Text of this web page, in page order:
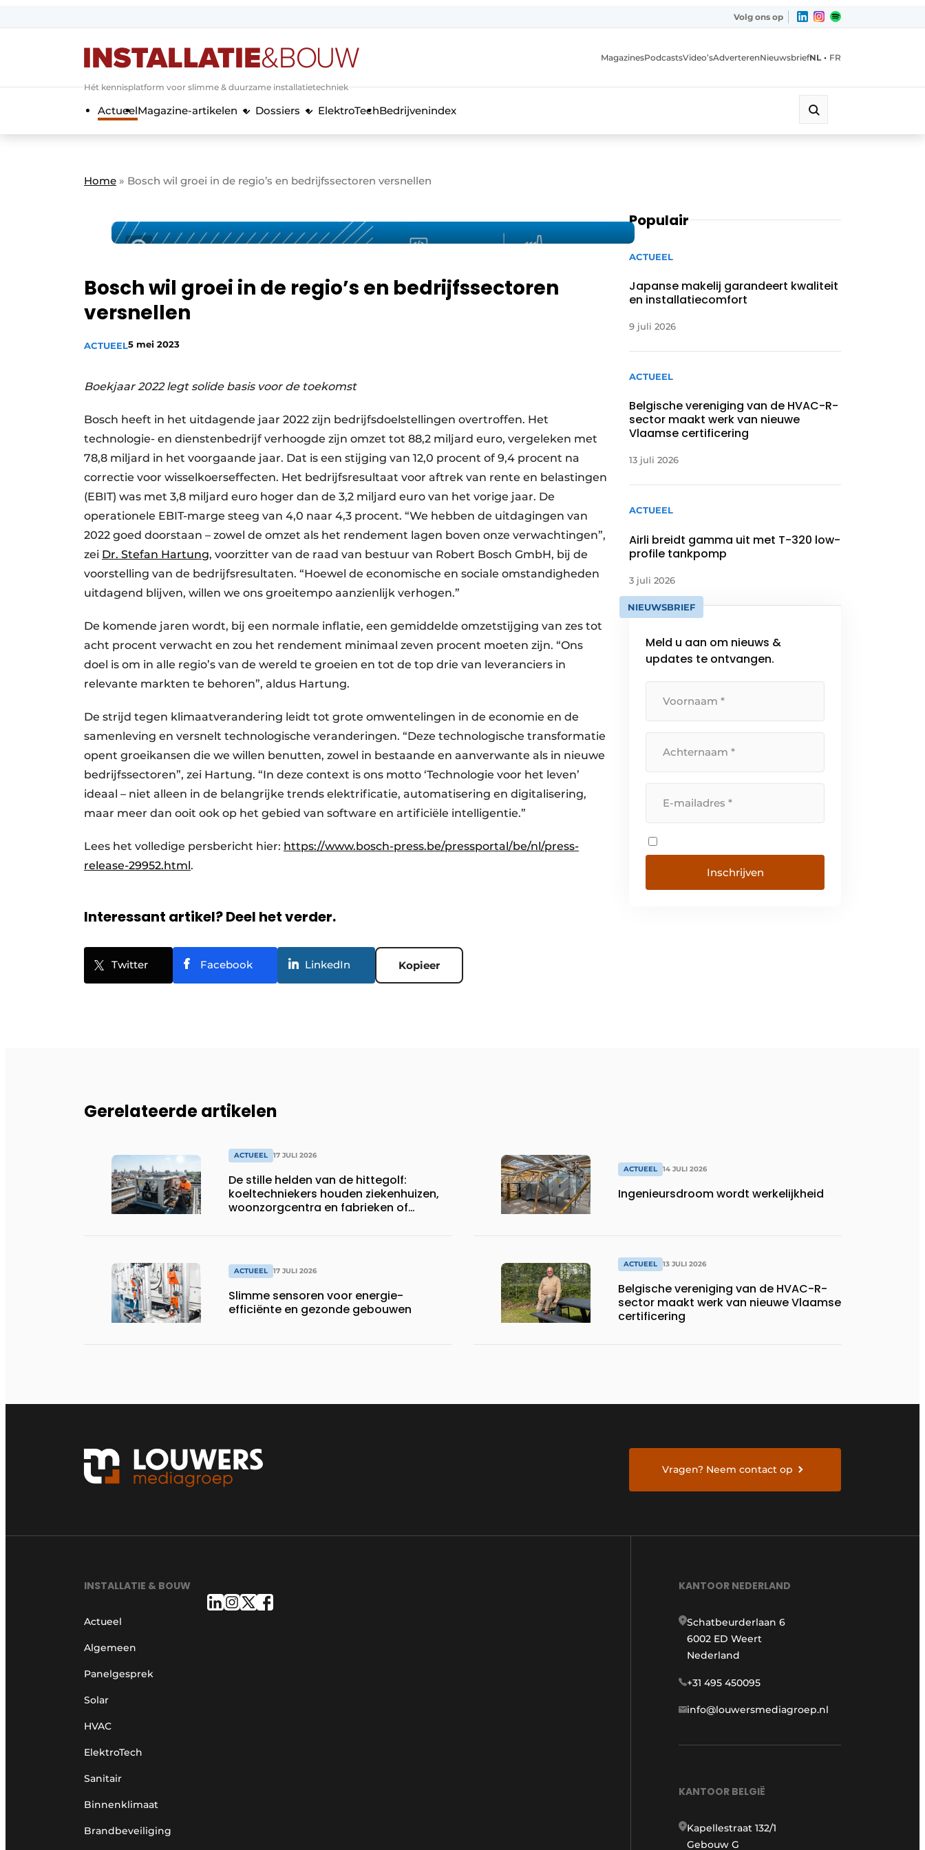
Algemene voorwaarden
Banner overzicht
BedrijvenAanmeldenBedankt voor de aanmelding
Bedrijven
Evenement aanmelden
Meest gelezen
Podcasts
Privacy / Cookie statement
Vacature aanmelden
Vacatures
Volg ons op
Hét kennisplatform voor slimme & duurzame installatietechniek
MagazinesPodcastsVideo’sAdverterenNieuwsbriefNL • FR
ActueelMagazine-artikelen Dossiers ElektroTechBedrijvenindex
Home » Bosch wil groei in de regio’s en bedrijfssectoren versnellen
Bosch wil groei in de regio’s en bedrijfssectoren
versnellen
ACTUEEL5 mei 2023
Boekjaar 2022 legt solide basis voor de toekomst
Bosch heeft in het uitdagende jaar 2022 zijn bedrijfsdoelstellingen overtroffen. Het
technologie- en dienstenbedrijf verhoogde zijn omzet tot 88,2 miljard euro, vergeleken met
78,8 miljard in het voorgaande jaar. Dat is een stijging van 12,0 procent of 9,4 procent na
correctie voor wisselkoerseffecten. Het bedrijfsresultaat voor aftrek van rente en belastingen
(EBIT) was met 3,8 miljard euro hoger dan de 3,2 miljard euro van het vorige jaar. De
operationele EBIT-marge steeg van 4,0 naar 4,3 procent. “We hebben de uitdagingen van
2022 goed doorstaan – zowel de omzet als het rendement lagen boven onze verwachtingen”,
zei Dr. Stefan Hartung, voorzitter van de raad van bestuur van Robert Bosch GmbH, bij de
voorstelling van de bedrijfsresultaten. “Hoewel de economische en sociale omstandigheden
uitdagend blijven, willen we ons groeitempo aanzienlijk verhogen.”
De komende jaren wordt, bij een normale inflatie, een gemiddelde omzetstijging van zes tot
acht procent verwacht en zou het rendement minimaal zeven procent moeten zijn. “Ons
doel is om in alle regio’s van de wereld te groeien en tot de top drie van leveranciers in
relevante markten te behoren”, aldus Hartung.
De strijd tegen klimaatverandering leidt tot grote omwentelingen in de economie en de
samenleving en versnelt technologische veranderingen. “Deze technologische transformatie
opent groeikansen die we willen benutten, zowel in bestaande en aanverwante als in nieuwe
bedrijfssectoren”, zei Hartung. “In deze context is ons motto ‘Technologie voor het leven’
ideaal – niet alleen in de belangrijke trends elektrificatie, automatisering en digitalisering,
maar meer dan ooit ook op het gebied van software en artificiële intelligentie.”
Lees het volledige persbericht hier: https://www.bosch-press.be/pressportal/be/nl/press-
release-29952.html.
Interessant artikel? Deel het verder.
Twitter Facebook LinkedIn Kopieer
Populair
ACTUEEL
Japanse makelij garandeert kwaliteit
en installatiecomfort
9 juli 2026
ACTUEEL
Belgische vereniging van de HVAC-R-
sector maakt werk van nieuwe
Vlaamse certificering
13 juli 2026
ACTUEEL
Airli breidt gamma uit met T-320 low-
profile tankpomp
3 juli 2026
NIEUWSBRIEF
Meld u aan om nieuws &
updates te ontvangen.
Gerelateerde artikelen
ACTUEEL 17 JULI 2026
De stille helden van de hittegolf:
koeltechniekers houden ziekenhuizen,
woonzorgcentra en fabrieken of
ACTUEEL 17 JULI 2026
Slimme sensoren voor energie-
efficiënte en gezonde gebouwen
ACTUEEL 14 JULI 2026
Ingenieursdroom wordt werkelijkheid
ACTUEEL 13 JULI 2026
Belgische vereniging van de HVAC-R-
sector maakt werk van nieuwe Vlaamse
certificering
Vragen? Neem contact op
INSTALLATIE & BOUW
Actueel
Algemeen
Panelgesprek
Solar
HVAC
ElektroTech
Sanitair
Binnenklimaat
Brandbeveiliging
KANTOOR NEDERLAND
Schatbeurderlaan 6
6002 ED Weert
Nederland
+31 495 450095
info@louwersmediagroep.nl
KANTOOR BELGIË
Kapellestraat 132/1
Gebouw G